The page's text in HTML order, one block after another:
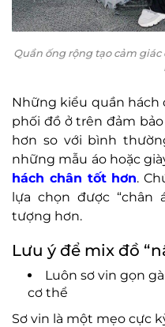
Quần ống rộng tạo cảm
Những kiểu quần hách
phối đồ ở trên đảm bảo
hơn so với bình
những mẫu áo hoặc
hách chân tốt hơn.
lựa chọn được “chân
tượng hơn.
Lưu ý để mix đồ
Luôn sơ vin gọn
cơ thể
Sơ vin là một mẹo cực